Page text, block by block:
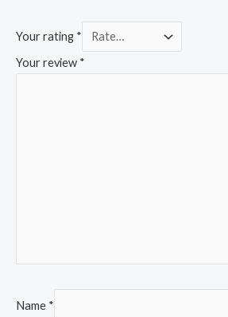
Your rating *
Your review *
Name *